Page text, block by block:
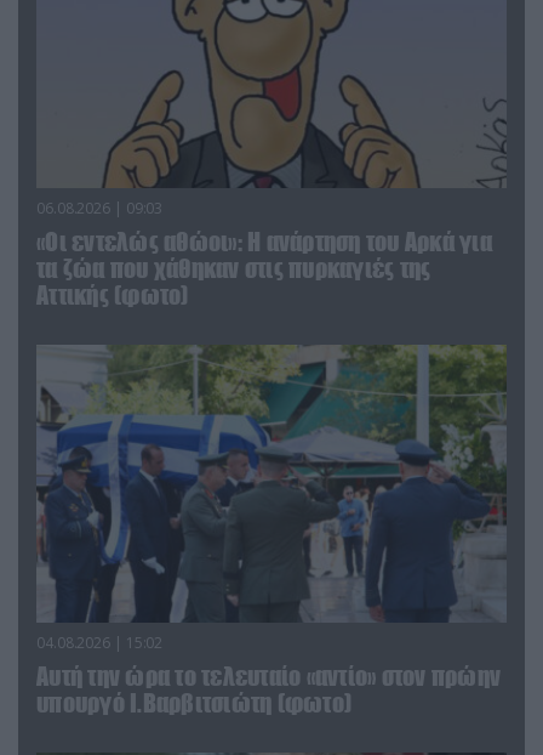
06.08.2026 | 09:03
«Οι εντελώς αθώοι»: Η ανάρτηση του Αρκά για
τα ζώα που χάθηκαν στις πυρκαγιές της
Αττικής (φωτο)
04.08.2026 | 15:02
Αυτή την ώρα το τελευταίο «αντίο» στον πρώην
υπουργό Ι.Βαρβιτσιώτη (φωτο)